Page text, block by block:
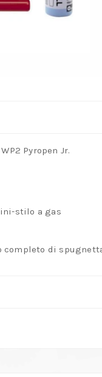
Pyropen Jr.
stilo a gas
di